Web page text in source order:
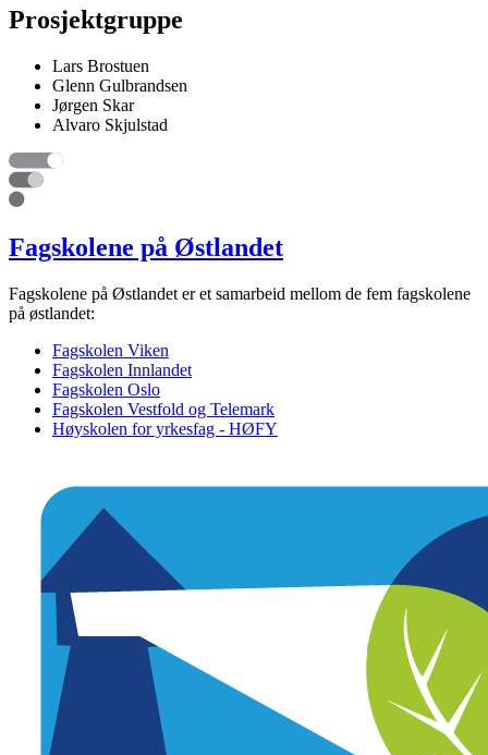
Prosjektgruppe
Lars Brostuen
Glenn Gulbrandsen
Jørgen Skar
Alvaro Skjulstad
Fagskolene på Østlandet
Fagskolene på Østlandet er et samarbeid mellom de fem fagskolene
på østlandet:
Fagskolen Viken
Fagskolen Innlandet
Fagskolen Oslo
Fagskolen Vestfold og Telemark
Høyskolen for yrkesfag - HØFY